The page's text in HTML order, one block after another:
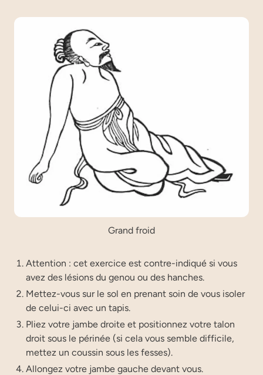
Grand froid
Atten­tion : cet exer­cice est contre-indi­qué si vous
avez des lésions du genou ou des hanches.
Met­tez-vous sur le sol en pre­nant soin de vous iso­ler
de celui-ci avec un tapis.
Pliez votre jambe droite et posi­tion­nez votre talon
droit sous le péri­née (si cela vous semble dif­fi­cile,
met­tez un cous­sin sous les fesses).
Allon­gez votre jambe gauche devant vous.